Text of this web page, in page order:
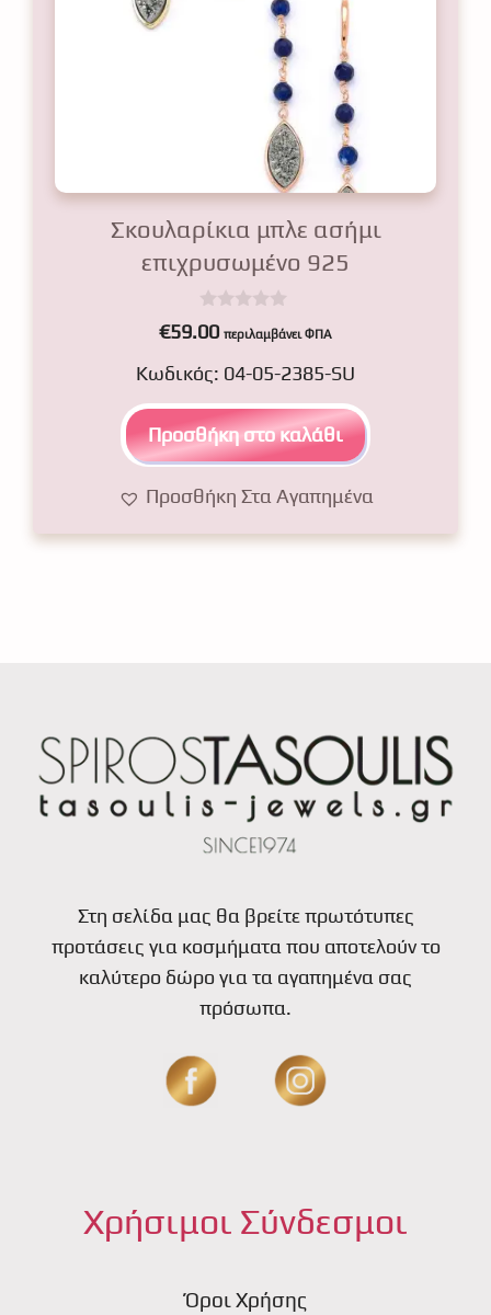
Σκουλαρίκια μπλε ασήμι
επιχρυσωμένο 925
0
o
t
f
5
€59.00 περιλαμβάνει ΦΠΑ
Κωδικός: 04-05-2385-SU
Προσθήκη στο καλάθι
Προσθήκη Στα Αγαπημένα
Στη σελίδα μας θα βρείτε πρωτότυπες
προτάσεις για κοσμήματα που αποτελούν το
καλύτερο δώρο για τα αγαπημένα σας
πρόσωπα.
Χρήσιμοι Σύνδεσμοι
Όροι Χρήσης